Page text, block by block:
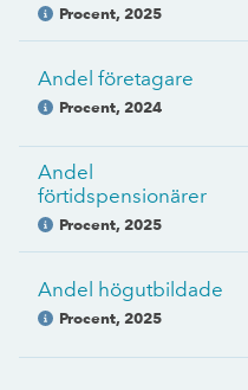
Procent, 2025
Andel företagare
Procent, 2024
Andel
förtidspensionärer
Procent, 2025
Andel högutbildade
Procent, 2025